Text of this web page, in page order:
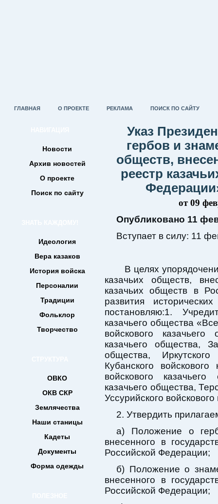
ГЛАВНАЯ О ПРОЕКТЕ РЕКЛАМА ПОИСК ПО САЙТУ
Новости
Архив новостей
О проекте
Поиск по сайту
Идеология
Вера казаков
История войска
Персоналии
Традиции
Фольклор
Творчество
ОВКО
ОКВ СКР
Землячества
Наши станицы
Кадеты
Документы
Форма одежды
Указ
гербов и
обществ,
реестр
от 09
Опубликовано 11
Вступает в силу: 11
В целях
казачьих обществ,
казачьих обществ в
развития
постановляю:1.
казачьего общества
войскового казачьего
казачьего общества,
общества,
Кубанского войскового
войскового
казачьего общества,
Уссурийского
2. Утвердить
а) Положение о
внесенного в
Российской Федерации;
б) Положение о
внесенного в
Российской Федерации;